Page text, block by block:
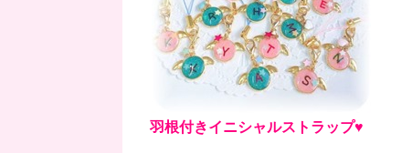
羽根付きイニシャルストラップ♥